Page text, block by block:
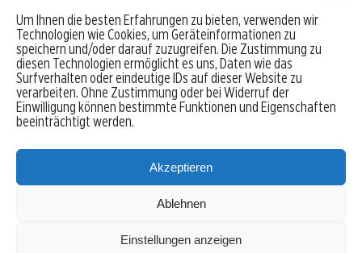
Um Ihnen die besten Erfahrungen zu bieten, verwenden wir
Technologien wie Cookies, um Geräteinformationen zu
speichern und/oder darauf zuzugreifen. Die Zustimmung zu
diesen Technologien ermöglicht es uns, Daten wie das
Surfverhalten oder eindeutige IDs auf dieser Website zu
verarbeiten. Ohne Zustimmung oder bei Widerruf der
Einwilligung können bestimmte Funktionen und Eigenschaften
beeinträchtigt werden.
Akzeptieren
Ablehnen
Einstellungen anzeigen
Robo-Advisor vergleichen
Depotvergleich
Festgeld vergleichen
Tagesgeld vergleichen